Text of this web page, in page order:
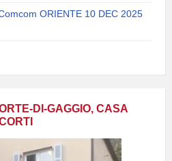
ORIENTE 10 DEC 2025
DI-GAGGIO, CASA